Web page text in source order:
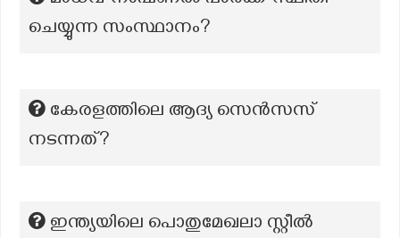
ചെയ്യുന്ന സംസ്ഥാനം?
കേരളത്തിലെ ആദ്യ സെന്‍സസ്
നടന്നത്?
ഇന്ത്യയിലെ പൊതുമേഖലാ സ്റ്റീൽ